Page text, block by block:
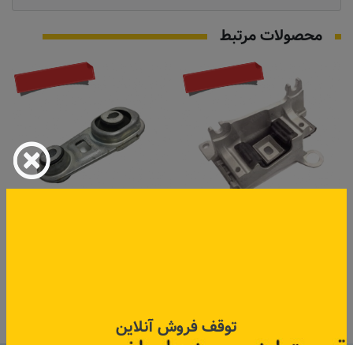
محصولات مرتبط
تماس بگیرید تماس بگیرید
توقف فروش آنلاین